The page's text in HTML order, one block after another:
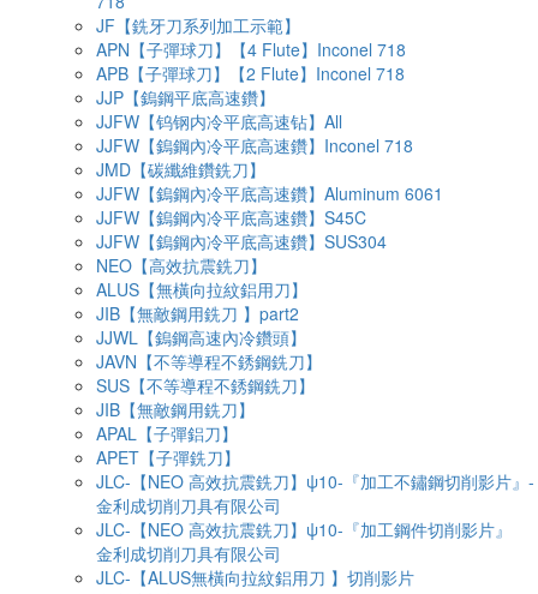
JF【銑牙刀系列加工示範】
APN【子彈球刀】【4 Flute】Inconel 718
APB【子彈球刀】【2 Flute】Inconel 718
JJP【鎢鋼平底高速鑽】
JJFW【钨钢内冷平底高速钻】All
JJFW【鎢鋼內冷平底高速鑽】Inconel 718
JMD【碳纖維鑽銑刀】
JJFW【鎢鋼內冷平底高速鑽】Aluminum 6061
JJFW【鎢鋼內冷平底高速鑽】S45C
JJFW【鎢鋼內冷平底高速鑽】SUS304
NEO【高效抗震銑刀】
ALUS【無橫向拉紋鋁用刀】
JIB【無敵鋼用銑刀 】part2
JJWL【鎢鋼高速內冷鑽頭】
JAVN【不等導程不銹鋼銑刀】
SUS【不等導程不銹鋼銑刀】
JIB【無敵鋼用銑刀】
APAL【子彈鋁刀】
APET【子彈銑刀】
JLC-【NEO 高效抗震銑刀】ψ10-『加工不鏽鋼切削影片』-
金利成切削刀具有限公司
JLC-【NEO 高效抗震銑刀】ψ10-『加工鋼件切削影片』
金利成切削刀具有限公司
JLC-【ALUS無橫向拉紋鋁用刀 】切削影片